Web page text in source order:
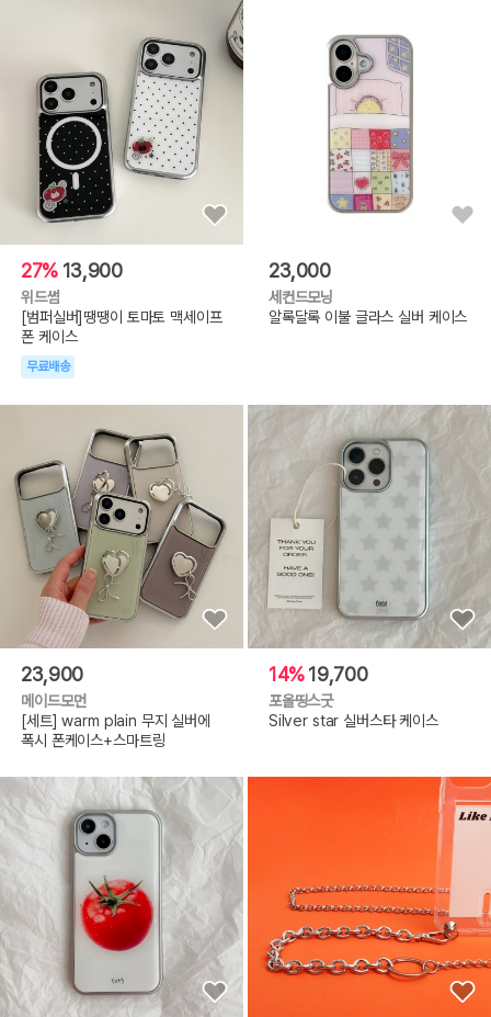
27% 13,900
위드썸
[범퍼실버]땡땡이 토마토 맥세이프
폰 케이스
무료배송
23,000
세컨드모닝
알록달록 이불 글라스 실버 케이스
23,900
메이드모먼
[세트] warm plain 무지 실버에
폭시 폰케이스+스마트링
14%19,700
포올띵스굿
Silver star 실버스타 케이스